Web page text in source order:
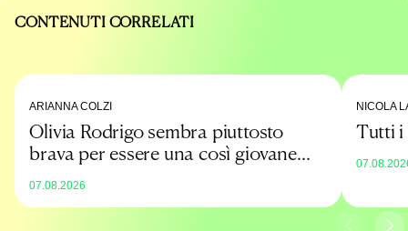
CONTENUTI CORRELATI
ARIANNA COLZI
Olivia Rodrigo sembra piuttosto
brava per essere una così giovane
promessa
07.08.2026
NICOLA
Tutti i